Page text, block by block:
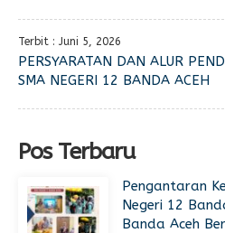
Terbit : Juni 5, 2026
PERSYARATAN DAN ALUR
SMA NEGERI 12 BANDA ACEH
Pos Terbaru
Pengantaran
Negeri 12
Banda Aceh